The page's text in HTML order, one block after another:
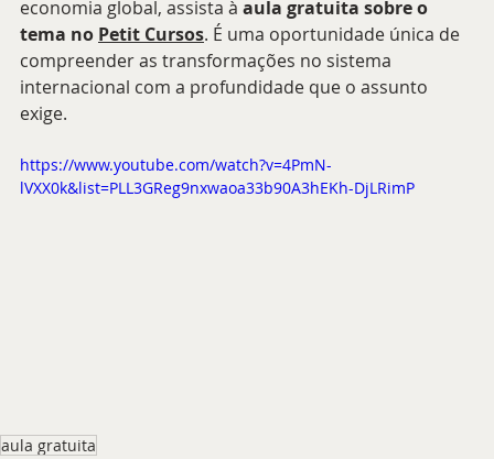
economia global, assista à aula gratuita sobre o
tema no Petit Cursos. É uma oportunidade única de
compreender as transformações no sistema
internacional com a profundidade que o assunto
exige.
https://www.youtube.com/watch?v=4PmN-
lVXX0k&list=PLL3GReg9nxwaoa33b90A3hEKh-DjLRimP
aula gratuita